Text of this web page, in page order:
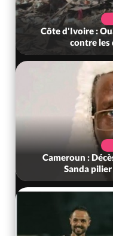
Côte d'Ivoire :
contre les
Cameroun :
Sanda